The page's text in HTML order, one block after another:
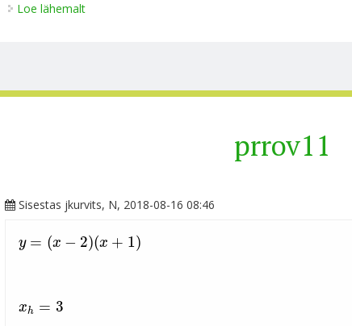
Loe lähemalt
prrov11
Sisestas jkurvits, N, 2018-08-16 08:46